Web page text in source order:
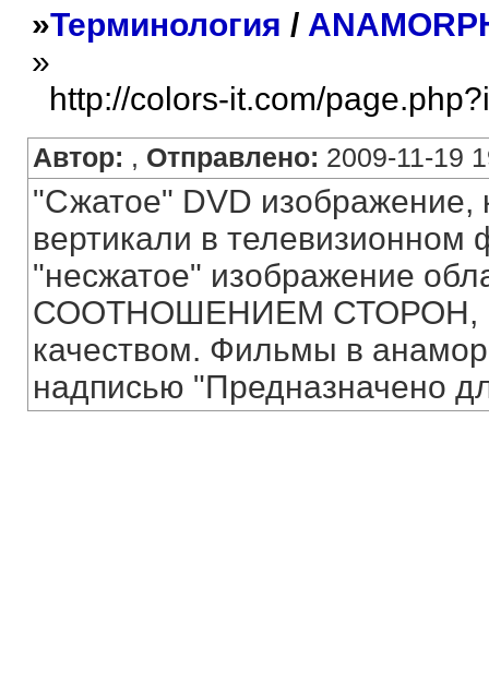
»Терминология /
»
http://colors-it.com/
Автор: , Отправлено: 2009-11-19
"Сжатое" DVD изображение,
вертикали в
"несжатое" изображение
СООТНОШЕНИЕМ СТОРОН,
качеством. Фильмы в
надписью "Предназначено